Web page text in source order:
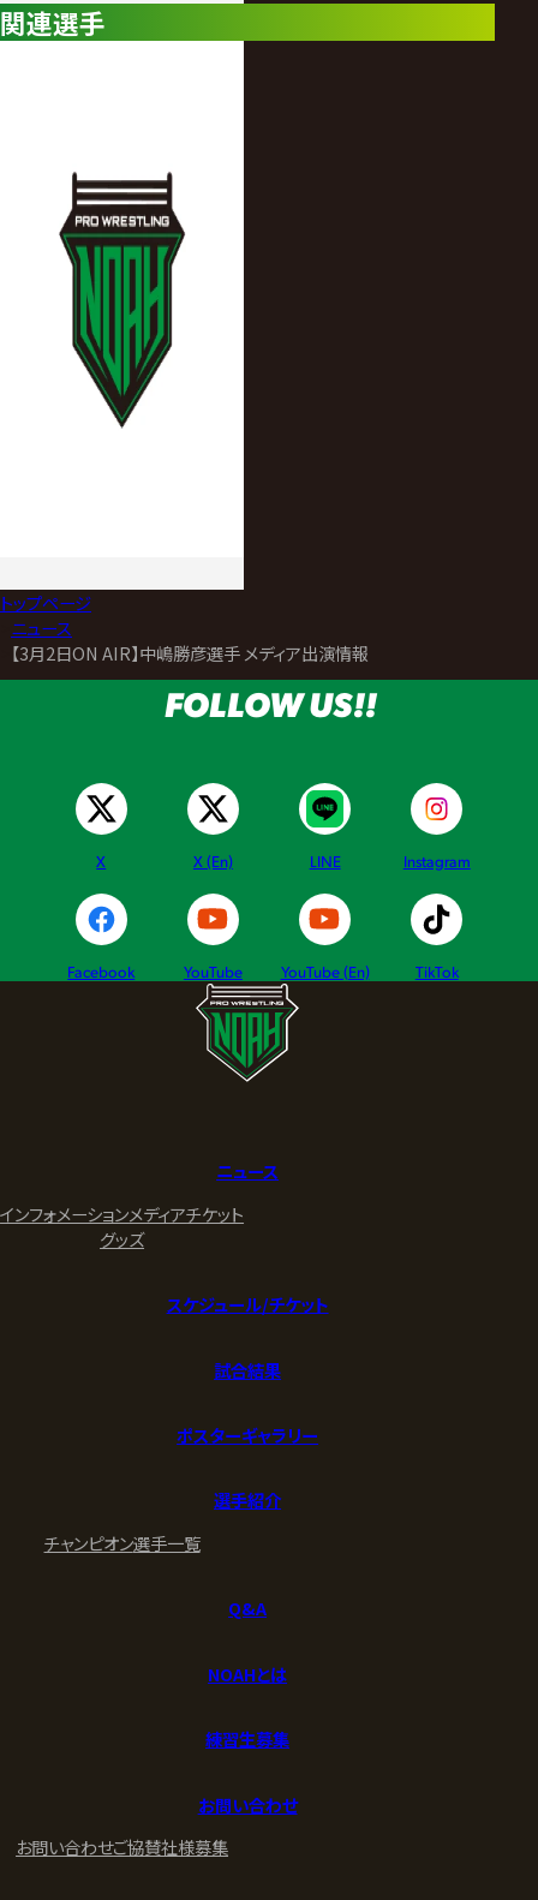
関連選手
トップページ
ニュース
【3月2日ON AIR】中嶋勝彦選手 メディア出演情報
FOLLOW US!!
X X (En) LINE Instagram
Facebook YouTube YouTube (En) TikTok
ニュース
インフォメーションメディアチケット
グッズ
スケジュール/チケット
試合結果
ポスターギャラリー
選手紹介
チャンピオン選手一覧
Q&A
NOAHとは
練習生募集
お問い合わせ
お問い合わせご協賛社様募集